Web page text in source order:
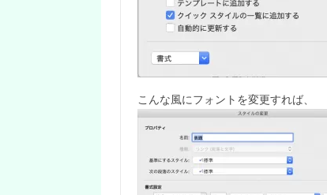
こんな風にフォントを変更すれば、